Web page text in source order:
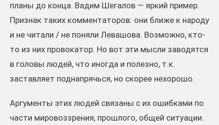
планы до конца. Вадим Шегалов — яркий пример.
Признак таких комментаторов: они ближе к народу
и не читали / не поняли Левашова. Возможно, кто-
то из них провокатор. Но вот эти мысли заводятся
в головы людей, что иногда и полезно, т.к.
заставляет поднапрячься, но скорее нехорошо.
Аргументы этих людей связаны с их ошибками по
части мировоззрения, прошлого, общей ситуации.